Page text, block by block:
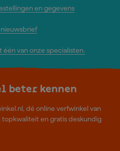
en gegevens
van onze specialisten.
beter kennen
dé online verfwinkel van
topkwaliteit en gratis deskundig